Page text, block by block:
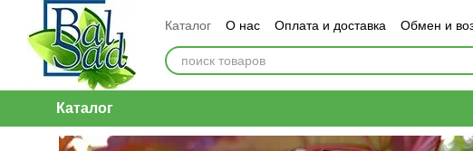
Перейти к основному контенту
Каталог О нас Оплата и доставка Обмен и
Каталог